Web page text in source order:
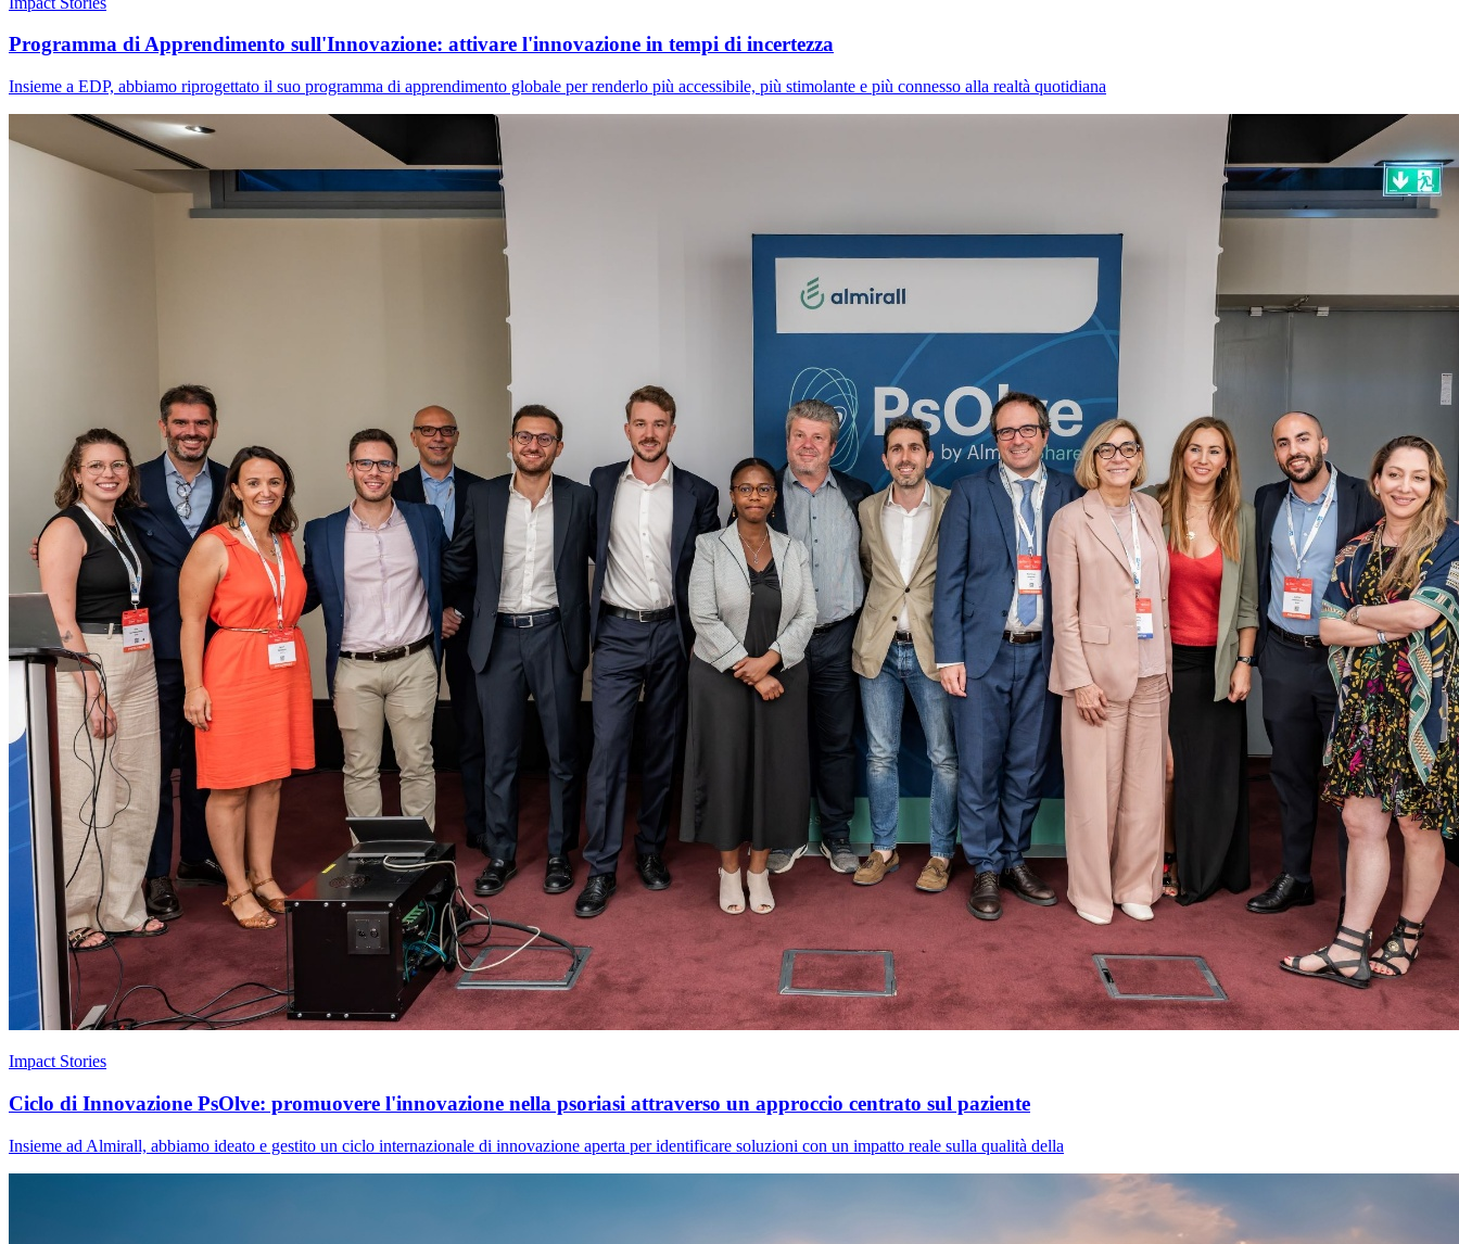
Programma di Apprendimento sull'Innovazione: attivare l'innovazione in tempi di incertezza
Insieme a EDP, abbiamo riprogettato il suo programma di apprendimento globale per renderlo più accessibile, più stimolante e più connesso alla realtà quotidiana
Impact Stories
Ciclo di Innovazione PsOlve: promuovere l'innovazione nella psoriasi attraverso un approccio centrato sul paziente
Insieme ad Almirall, abbiamo ideato e gestito un ciclo internazionale di innovazione aperta per identificare soluzioni con un impatto reale sulla qualità della